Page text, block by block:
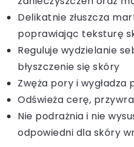
Delikatnie złuszcza
poprawiając teksturę
Reguluje wydzielanie
błyszczenie się skóry
Zwęża pory i
Odświeża cerę,
Nie podrażnia i nie
odpowiedni dla skóry